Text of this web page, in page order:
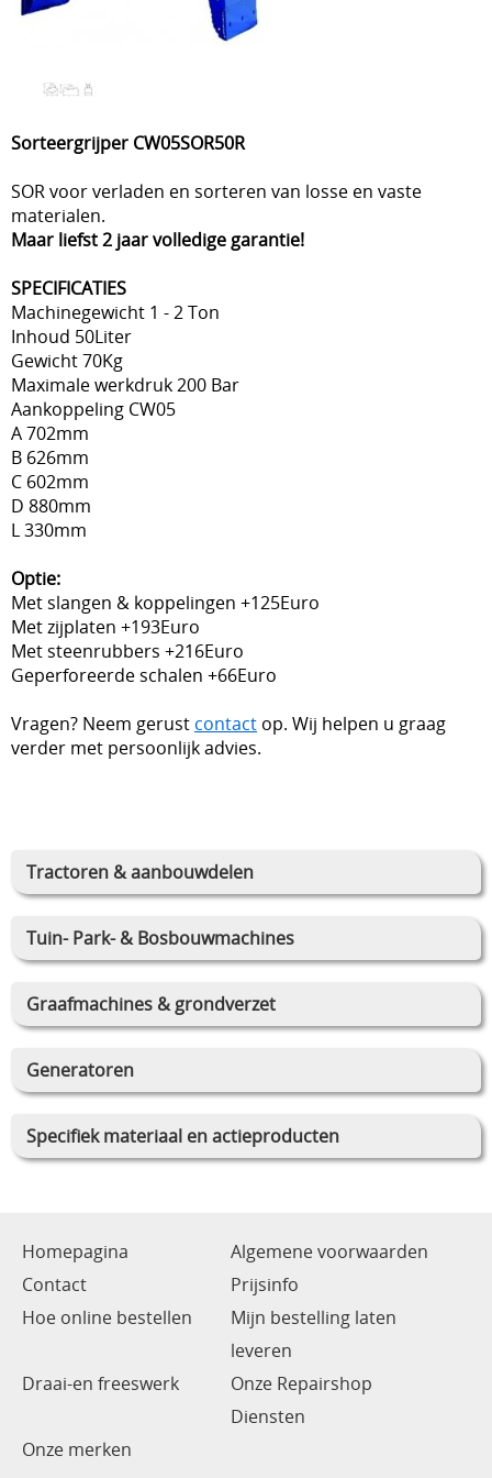
Tractoren & aanbouwdelen
Tuin- Park- & Bosbouwmachines
Graafmachines & grondverzet
Generatoren
Specifiek materiaal en actieproducten
Sorteergrijper CW05SOR50R
SOR voor verladen en sorteren van losse en vaste
materialen.
Maar liefst 2 jaar volledige garantie!
SPECIFICATIES
Machinegewicht 1 - 2 Ton
Inhoud 50Liter
Gewicht 70Kg
Maximale werkdruk 200 Bar
Aankoppeling CW05
A 702mm
B 626mm
C 602mm
D 880mm
L 330mm
Optie:
Met slangen & koppelingen +125Euro
Met zijplaten +193Euro
Met steenrubbers +216Euro
Geperforeerde schalen +66Euro
Vragen? Neem gerust contact op. Wij helpen u graag
verder met persoonlijk advies.
Homepagina
Algemene voorwaarden
Contact
Prijsinfo
Hoe online bestellen
Mijn bestelling laten
leveren
Draai-en freeswerk
Onze Repairshop
Diensten
Onze merken